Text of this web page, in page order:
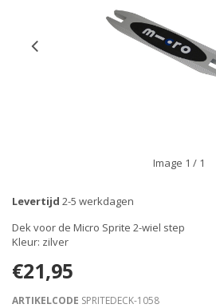
Image 1 / 1
Levertijd 2-5 werkdagen
Dek voor de Micro Sprite 2-wiel step
Kleur: zilver
€21,95
ARTIKELCODE SPRITEDECK-1058